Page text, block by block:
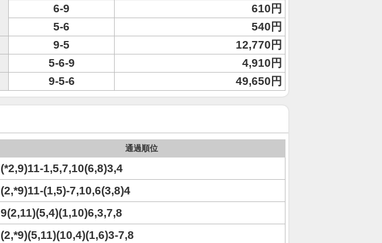
6-9
610円
5-6
540円
9-5
12,770円
5-6-9
4,910円
9-5-6 49,650円
通過順位
(*2,9)11-1,5,7,10(6,8)3,4
(2,*9)11-(1,5)-7,10,6(3,8)4
9(2,11)(5,4)(1,10)6,3,7,8
(2,*9)(5,11)(10,4)(1,6)3-7,8